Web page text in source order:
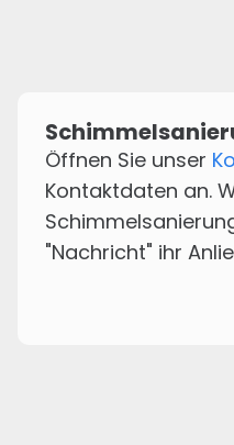
Öffnen Sie unser
Kontaktdaten an.
"Nachricht" ihr